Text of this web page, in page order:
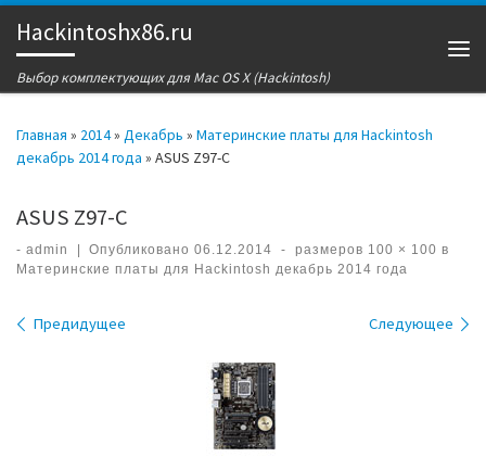
Перейти к содержимому
Hackintoshx86.ru
Выбор комплектующих для Mac OS X (Hackintosh)
Главная » 2014» Декабрь » Материнские платы для Hackintosh
декабрь 2014 года » ASUS Z97-C
ASUS Z97-C
- admin Опубликовано06.12.2014 - размеров 100 × 100 в
Материнские платы для Hackintosh декабрь 2014 года
Навигация по изображениям
Предидущее Следующее